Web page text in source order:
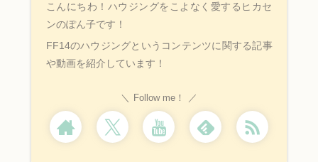
こんにちわ！ハウジングをこよなく愛するヒカセ
ンのぽん子です！
FF14のハウジングというコンテンツに関する記事
や動画を紹介しています！
Follow me！